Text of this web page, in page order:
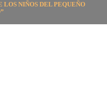
LOS NIÑOS DEL PEQUEÑO